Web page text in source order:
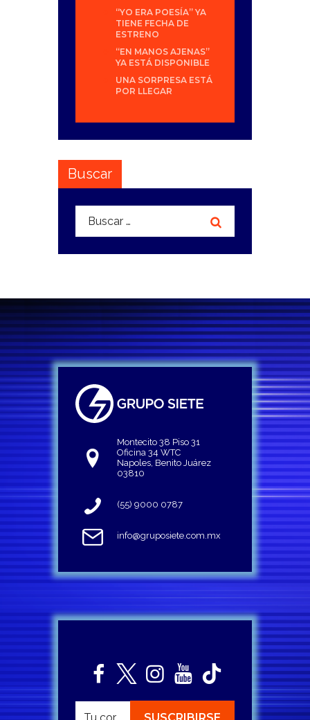
“YO ERA POESÍA” YA
TIENE FECHA DE
ESTRENO
“EN MANOS AJENAS”
YA ESTÁ DISPONIBLE
UNA SORPRESA ESTÁ
POR LLEGAR
Buscar
Buscar:
Montecito 38 Piso 31
Oficina 34 WTC
Napoles, Benito Juárez
03810
(55) 9000 0787
info@gruposiete.com.mx